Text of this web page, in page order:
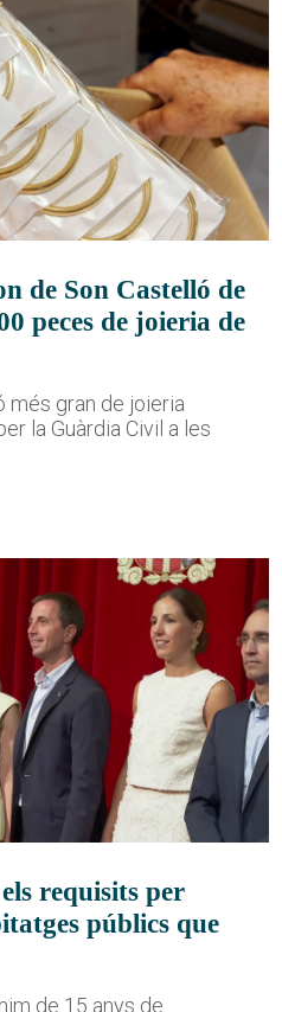
de Son Castelló de
peces de joieria de
més gran de joieria
la Guàrdia Civil a les
requisits per
públics que
de 15 anys de